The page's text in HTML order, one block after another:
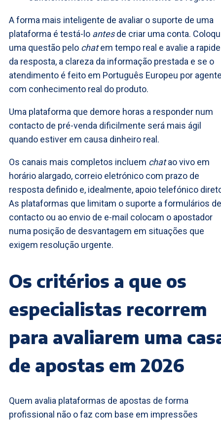
A forma mais inteligente de avaliar o suporte de uma
plataforma é testá-lo antesde criar uma conta.
uma questão pelo chatem tempo real e avalie a
da resposta, a clareza da informação prestada e se o
atendimento é feito em Português Europeu por
com conhecimento real do produto.
Uma plataforma que demore horas a responder num
contacto de pré-venda dificilmente será mais ágil
quando estiver em causa dinheiro real.
Os canais mais completos incluem chatao vivo em
horário alargado, correio eletrónico com prazo de
resposta definido e, idealmente, apoio telefónico
As plataformas que limitam o suporte a formulários de
contacto ou ao envio de e-mail colocam o apostador
numa posição de desvantagem em situações que
exigem resolução urgente.
Os critérios a que os
especialistas recorrem
para avaliarem uma
de apostas em 2026
Quem avalia plataformas de apostas de forma
profissional não o faz com base em impressões